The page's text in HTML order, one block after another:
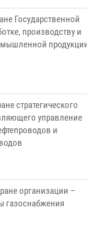
Государственной
производству и
стратегического
управление
и
организации –
газоснабжения